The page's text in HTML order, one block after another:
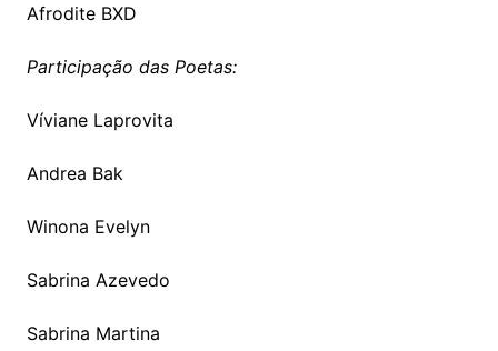
Afrodite BXD
Participação das Poetas:
Víviane Laprovita
Andrea Bak
Winona Evelyn
Sabrina Azevedo
Sabrina Martina